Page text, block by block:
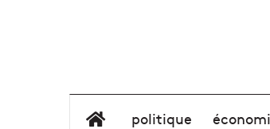
élément de menu
politique